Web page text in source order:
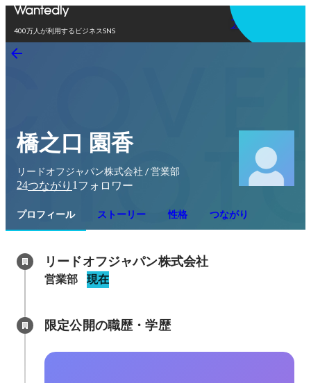
400万人が利用するビジネスSNS
アプリを使う
橋之口 園香
リードオフジャパン株式会社 / 営業部
24つながり 1 フォロワー
プロフィール ストーリー 性格 つながり
リードオフジャパン株式会社
営業部 現在
限定公開の職歴・学歴